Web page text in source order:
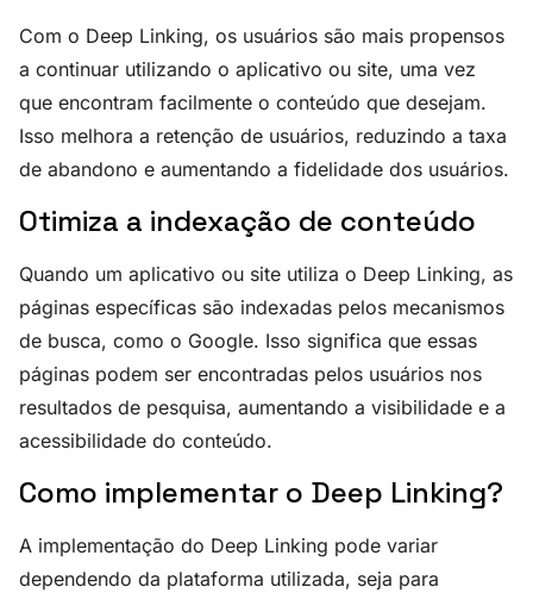
Com o Deep Linking, os usuários são mais propensos
a continuar utilizando o aplicativo ou site, uma vez
que encontram facilmente o conteúdo que desejam.
Isso melhora a retenção de usuários, reduzindo a taxa
de abandono e aumentando a fidelidade dos usuários.
Otimiza a indexação de conteúdo
Quando um aplicativo ou site utiliza o Deep Linking, as
páginas específicas são indexadas pelos mecanismos
de busca, como o Google. Isso significa que essas
páginas podem ser encontradas pelos usuários nos
resultados de pesquisa, aumentando a visibilidade e a
acessibilidade do conteúdo.
Como implementar o Deep Linking?
A implementação do Deep Linking pode variar
dependendo da plataforma utilizada, seja para